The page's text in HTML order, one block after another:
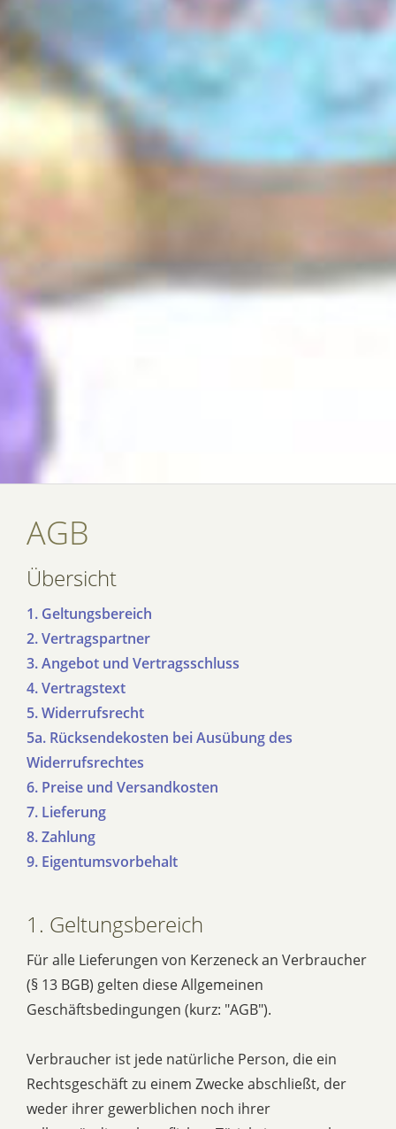
AGB
Übersicht
1. Geltungsbereich
2. Vertragspartner
3. Angebot und Vertragsschluss
4. Vertragstext
5. Widerrufsrecht
5a. Rücksendekosten bei Ausübung des
Widerrufsrechtes
6. Preise und Versandkosten
7. Lieferung
8. Zahlung
9. Eigentumsvorbehalt
1. Geltungsbereich
Für alle Lieferungen von Kerzeneck an Verbraucher
(§ 13 BGB) gelten diese Allgemeinen
Geschäftsbedingungen (kurz: "AGB").
Verbraucher ist jede natürliche Person, die ein
Rechtsgeschäft zu einem Zwecke abschließt, der
weder ihrer gewerblichen noch ihrer